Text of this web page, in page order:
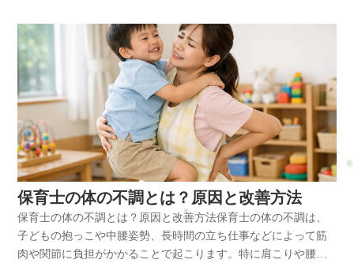
!important;gap:5px;}span.del + span.del{display:none !important;}お
問合せ・ご予約フォーム内容の確認以下の内容で送信します。
よろしいですか？氏名必須メールアドレス必須お問い合わせ内
容必須お問い合わせ内容によっては回答できない場合もござい
ますのであらかじめご了承ください。プライバシーポリシーに
ご同意の上、お問い合わせ内容の確認に進んでください。
体によるケアを取り入れることで体への負担を軽減することが
できます。横浜市戸塚区で肩こりやデスクワーク疲れにお悩み
の方は、整体サロンRefresh Jamへお気軽にご相談ください。初
めての方はまずこちらへRefresh Jamーロードマップ◆ 安心でき
る施術を、1度体験してみるお申し込み方法はこちら・ホットペ
ッパービューティー…予約可・LINE公式…予約・トークでやり
取り・お得情報・楽天ビューティー…予約可・minimo…予約
可・誰でも使えるWEB予約…予約可※掲載サイトによって料金
やコースが違います。無理なく、安心して選んでくださいね。
#ui-datepicker-div{z-index:10000 !important;}.ui-datepicker-calendar
th,.ui-datepicker-calendar td{min-width:unset !important;}select.ui-
datepicker-year,select.ui-datepicker-month{height:2em
!important;gap:5px;}span.del + span.del{display:none !important;}お
問合せ・ご予約フォーム内容の確認以下の内容で送信します。
は・僧帽筋・肩甲挙筋の緊張を緩める効果があります。整体で
出来ること整体では筋肉のバランスを整えることで体の負担を
軽減します。整体で行うケア・筋肉の緊張を緩める・肩甲骨の
可動域改善・姿勢バランス調整・骨盤バランス調整筋肉の柔軟
性が改善すると血流が良くなり、疲労の回復もしやすくなりま
す。横浜や戸塚区でも、整体師やセラピストなど体を使う仕事
の方が体のメンテナンスのために整体を利用しています。よく
ある質問Q:整体師は腰痛になりやすいですか？A：はい。中腰姿
勢や前かがみ姿勢が多いため腰への負担が大きく、腰痛が起こ
りやすい職業です。骨盤バランスを整えることやストレッチが
予防に役立ちます。Q:整体師の肩こりはなぜ起こるのですか？
A：腕を使う施術が多く、僧帽筋や肩甲挙筋に負担がかかるため
です。肩甲骨の動きを改善するストレッチが効果的です。Q:整
担が重なります。・長時間の立ち仕事・前かがみ姿勢・腕を使
う施術動作・体重をかける圧の動き・休憩が少ない施術スケジ
ュールこのような動作が続くと肩甲骨の可動域が低下し、首か
ら背中の筋肉が緊張します。さらに肩周囲の筋肉が硬くなる
と、首から腕に伸びる神経や血管が圧迫される「胸郭出口」の
負担が増えることもあります。その結果、肩こりや腕のだる
さ、手の疲労などが起こりやすくなります。放置するとどうな
る 体の疲労をそのままにしておくと、慢性的な不調につながる
ことがあります。例えば次のような状態です。・慢性的な肩こ
り・腰痛の悪化・腕の疲労・頭痛・集中力低下体のバランスが
崩れたまま施術を続けると、仕事のパフォーマンスにも影響が
出ることがあります。改善方法 アロマセラピストの体の不調を
予防するためには、日常的なケアが大切です。おすすめの方法
こります。肩こりや腰痛などの不調は、筋肉や関節への負担が
積み重なることで発生します。モデルの体の不調とはモデルの
仕事では次のような体の不調が起こりやすいです。・肩こり・
首こり・腰痛・背中の張り・猫背姿勢・反り腰・股関節の違和
感・足のむくみ長時間の立ち姿勢やヒールでの歩行は、背骨や
骨盤のバランスを崩しやすく体の不調の原因になります。特に
ファッション撮影やショーでは同じ姿勢を長く維持することが
多く、筋肉の血流が低下しやすい状態になります。なぜ体の不
調が起きやすいのかモデルの仕事で体の不調が起こる理由には
次のようなものがあります。・長時間の立ち姿勢・ヒールでの
歩行・体をひねるポージング・撮影時の緊張・姿勢を意識しす
ぎることによる筋緊張これらの影響により、首から肩にかけて
の僧帽筋や肩甲挙筋が緊張しやすくなります。また、胸の前側
にある小胸筋が硬くなると肩が前に引っ張られ、巻き肩や猫背
保育士の体の不調とは？原因と改善方法
保育士の体の不調とは？原因と改善方法保育士の体の不調は、
子どもの抱っこや中腰姿勢、長時間の立ち仕事などによって筋
肉や関節に負担がかかることで起こります。特に肩こりや腰